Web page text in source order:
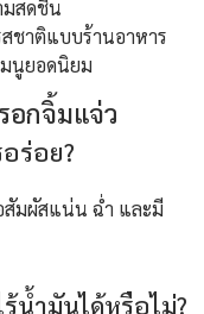
มสดชื่น
ชาติแบบร้านอาหาร
มนูยอดนิยม
อกจิ้มแจ่ว
ร่อย?
สัมผัสแน่น ฉ่ำ และมี
น้ำมันได้หรือไม่?